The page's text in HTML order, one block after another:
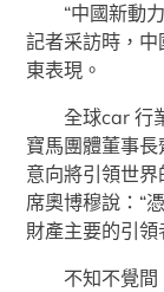
“中國新動力
記者采訪時，
東表現。
全球car 行業
寶馬團體董事
意向將引領世
席奧博穆說：“
財產主要的引領
不知不覺間，